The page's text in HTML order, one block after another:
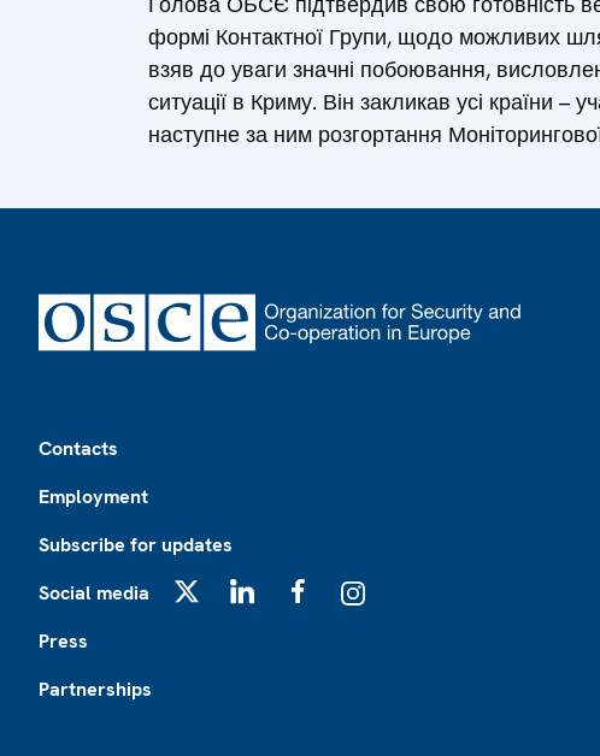
формі Контактної Групи, щодо можливих
взяв до уваги значні побоювання,
ситуації в Криму. Він закликав усі країни –
наступне за ним розгортання
Contacts
Employment
Subscribe for updates
Social media
Press
Partnerships